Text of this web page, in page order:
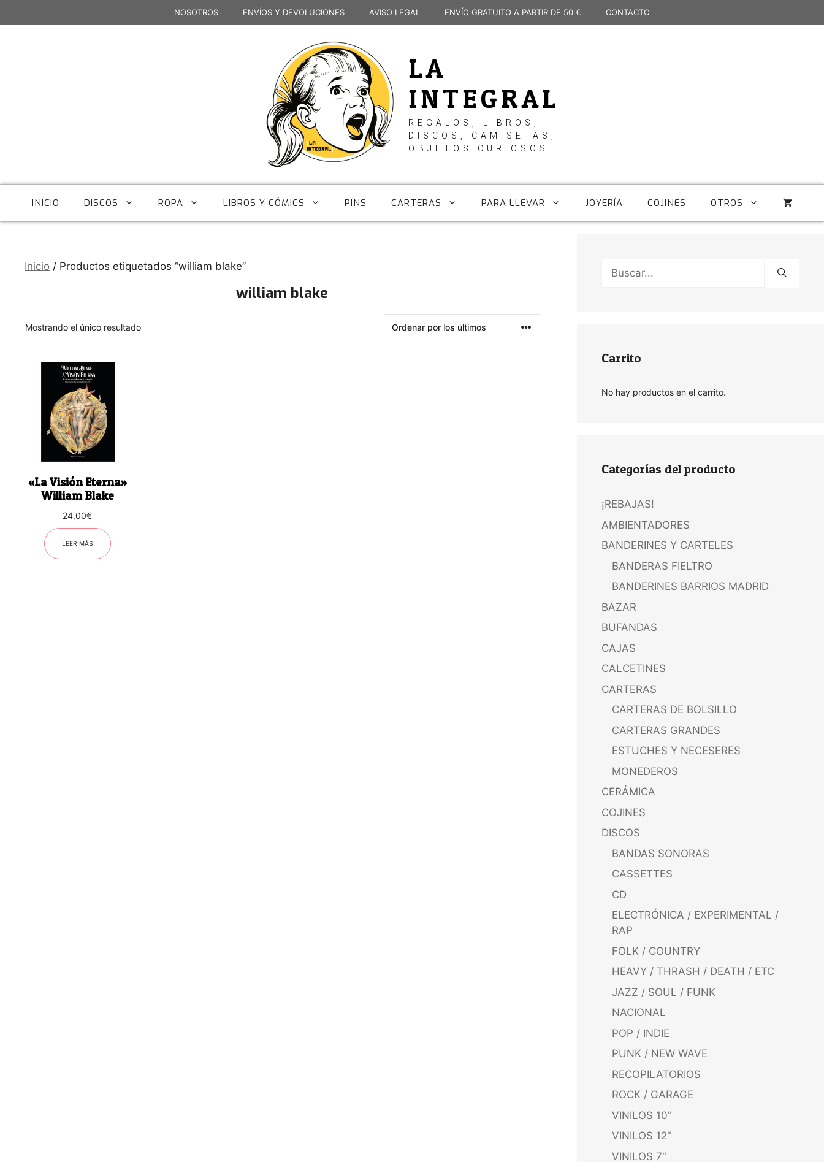
al
NOSOTROS ENVÍOS Y DEVOLUCIONES AVISO LEGAL ENVÍO GRATUITO A PARTIR DE 50 € CONTACTO
LA
INTEGRAL
REGALOS, LIBROS,
DISCOS, CAMISETAS,
OBJETOS CURIOSOS
INICIO DISCOS ROPA LIBROS Y CÓMICS PINS CARTERAS PARA LLEVAR JOYERÍA COJINES OTROS
Inicio / Productos etiquetados “william blake”
william blake
Mostrando el único resultado
«La Visión Eterna»
William Blake
24,00€
LEER MÁS
Buscar:
Carrito
No hay productos en el carrito.
Categorías del producto
¡REBAJAS!
AMBIENTADORES
BANDERINES Y CARTELES
BANDERAS FIELTRO
BANDERINES BARRIOS MADRID
BAZAR
BUFANDAS
CAJAS
CALCETINES
CARTERAS
CARTERAS DE BOLSILLO
CARTERAS GRANDES
ESTUCHES Y NECESERES
MONEDEROS
CERÁMICA
COJINES
DISCOS
BANDAS SONORAS
CASSETTES
CD
ELECTRÓNICA / EXPERIMENTAL /
RAP
FOLK / COUNTRY
HEAVY / THRASH / DEATH / ETC
JAZZ / SOUL / FUNK
NACIONAL
POP / INDIE
PUNK / NEW WAVE
RECOPILATORIOS
ROCK / GARAGE
VINILOS 10"
VINILOS 12"
VINILOS 7"